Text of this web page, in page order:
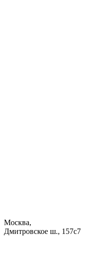
Москва,
Дмитровское ш., 157с7